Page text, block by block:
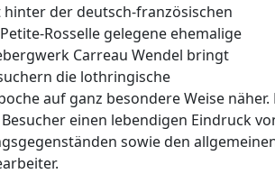
hinter der deutsch-französischen
Rosselle gelegene ehemalige
Carreau Wendel bringt
die lothringische
auf ganz besondere Weise
einen lebendigen Eindruck
sowie den